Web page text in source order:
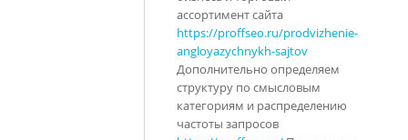
ассортимент сайта
https://proffseo.ru/prodvizhenie-
angloyazychnykh-sajtov
Дополнительно определяем
структуру по смысловым
категориям и распределению
частоты запросов